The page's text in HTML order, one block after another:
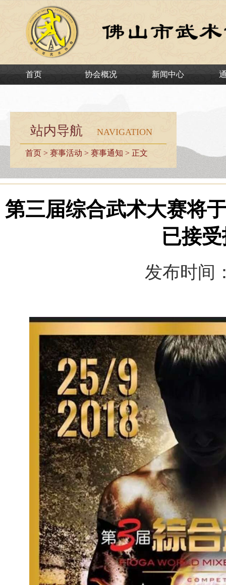
首页 协会概况 新闻中心
站内导航 NAVIGATION
首页 > 赛事活动 > 赛事通知 > 正文
第三届综合武术大赛将
已接
发布时间